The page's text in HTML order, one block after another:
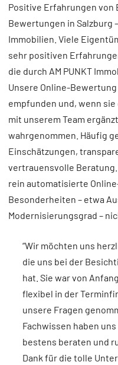
Positive Erfahrungen
Bewertungen in Salzburg
Immobilien. Viele
sehr positiven
die durch AM PUNKT
Unsere Online-
empfunden und, wenn
mit unserem Team
wahrgenommen. Häufig
Einschätzungen,
vertrauensvolle
rein automatisierte
Besonderheiten – etwa
Modernisierungsgrad –
“Wir möchten uns
die uns bei der
hat. Sie war von
flexibel in der
unsere Fragen
Fachwissen haben
bestens beraten und
Dank für die tolle